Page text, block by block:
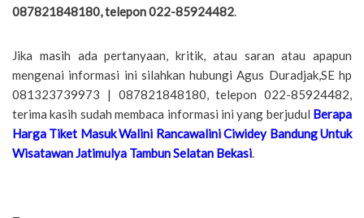
087821848180, telepon 022-85924482.
Jika masih ada pertanyaan, kritik, atau saran atau apapun
mengenai informasi ini silahkan hubungi Agus Duradjak,SE hp
081323739973 | 087821848180, telepon 022-85924482,
terima kasih sudah membaca informasi ini yang berjudul Berapa
Harga Tiket Masuk Walini Rancawalini Ciwidey Bandung Untuk
Wisatawan Jatimulya Tambun Selatan Bekasi.